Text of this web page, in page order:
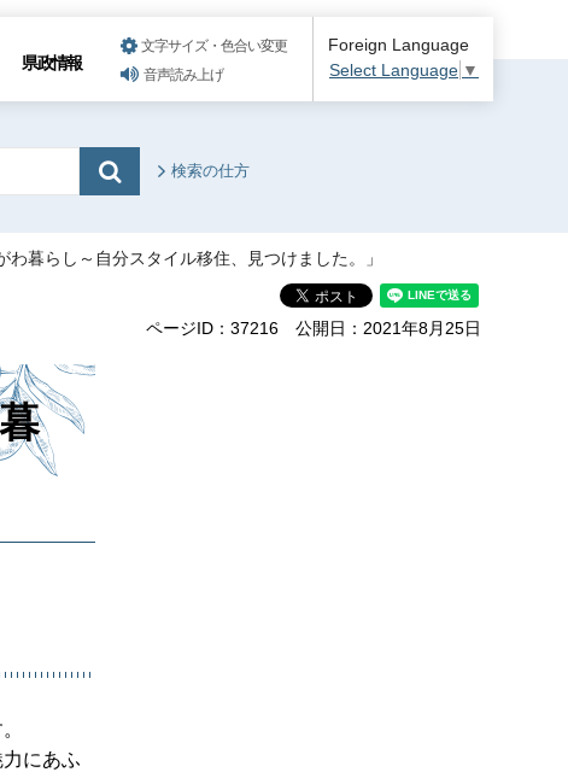
県政情報
文字サイズ・色合い変更
音声読み上げ
Foreign Language
Select Language ▼
検索の仕方
暮らし～自分スタイル移住、見つけました。」
ページID：37216 公開日：2021年8月25日
にあふ